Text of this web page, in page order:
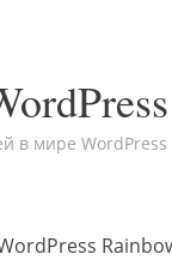
в мире WordPress